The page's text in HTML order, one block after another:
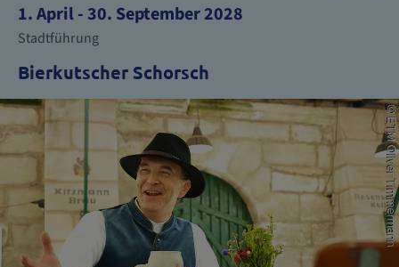
1. April - 30. September 2028
Stadtführung
Bierkutscher Schorsch